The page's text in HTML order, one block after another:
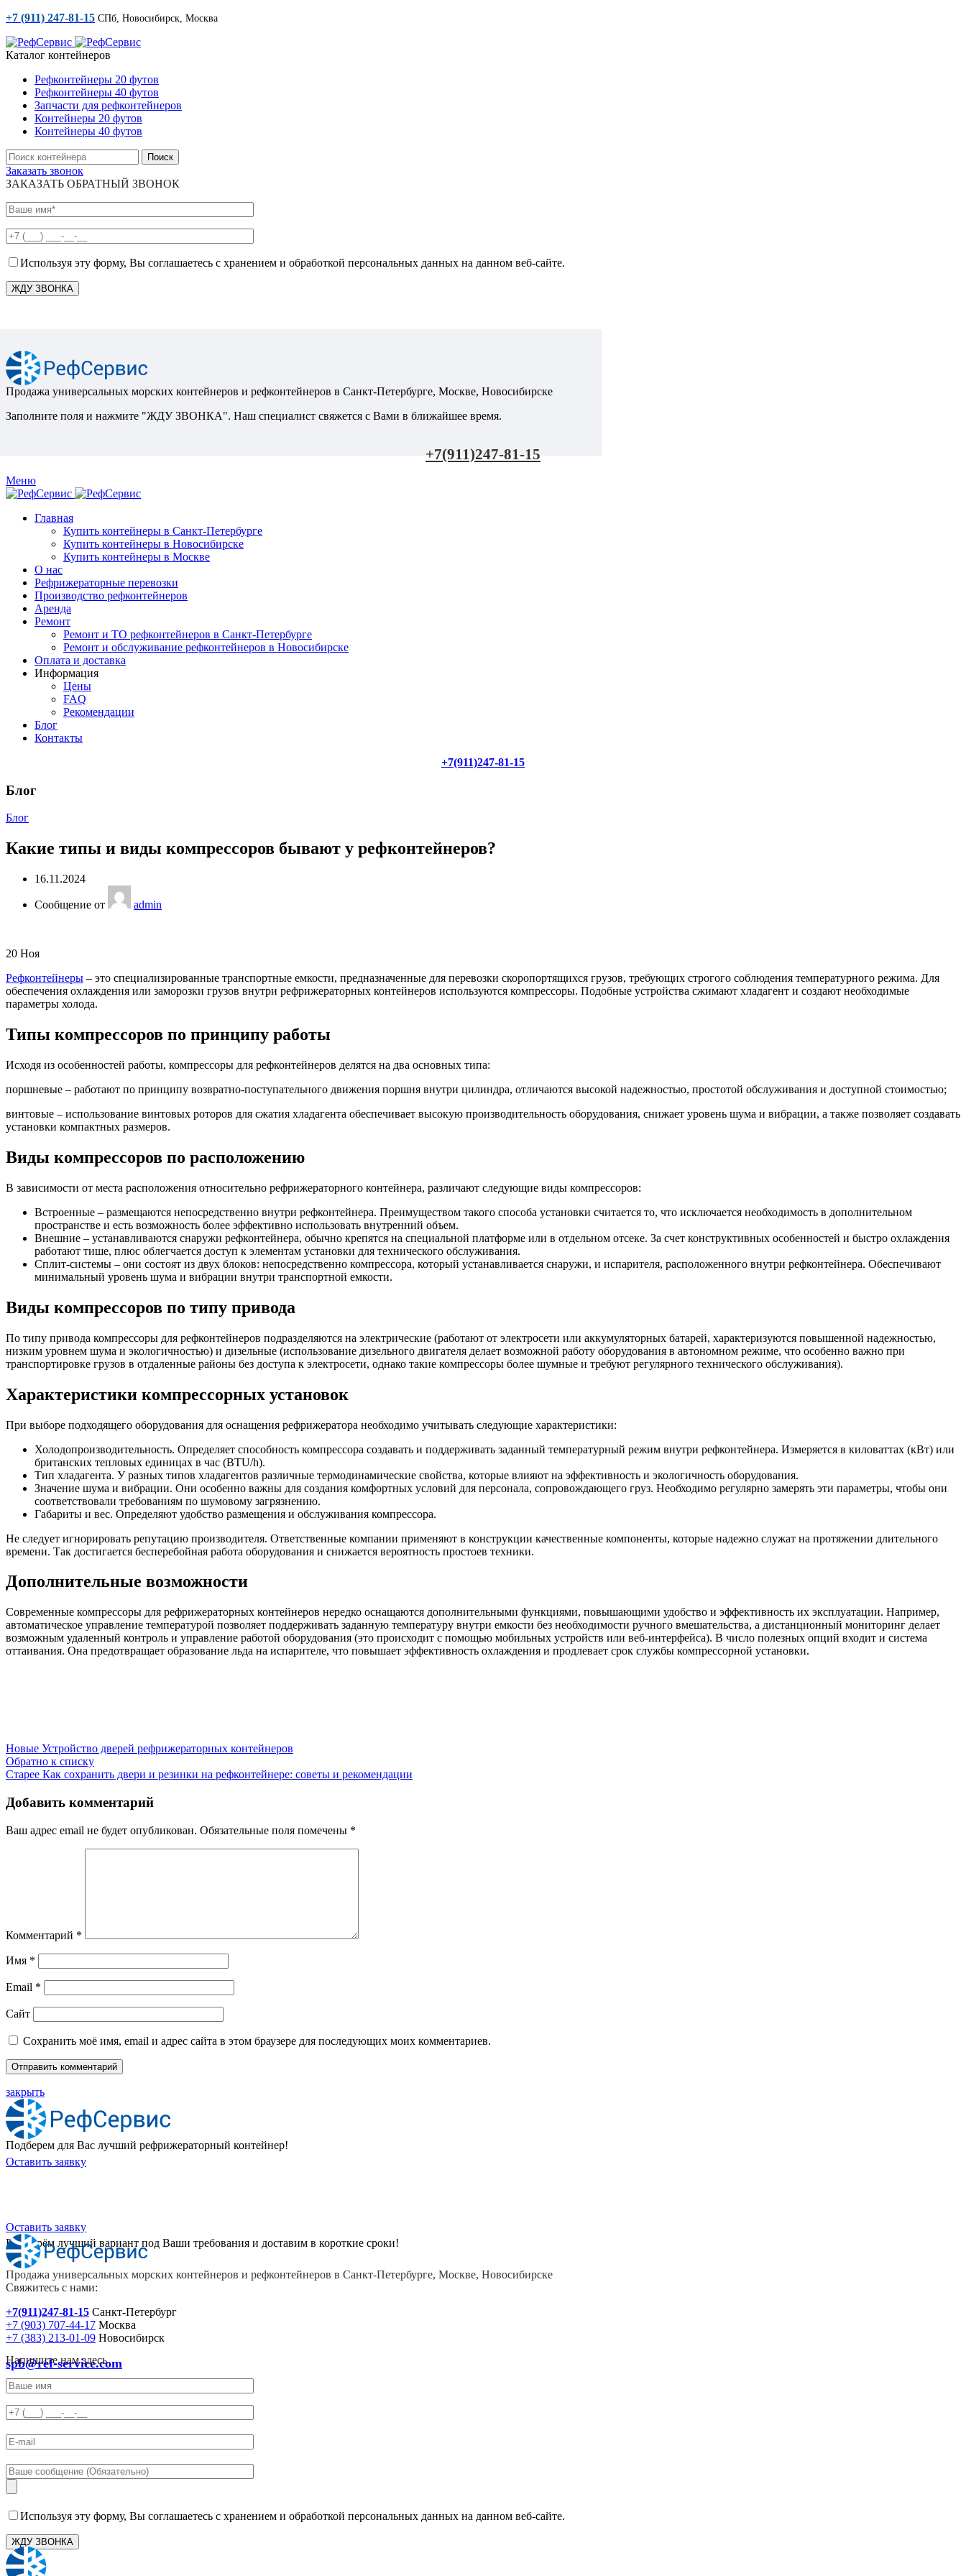
+7 (911) 247-81-15 СПб, Новосибирск, Москва
Каталог контейнеров
Рефконтейнеры 20 футов
Рефконтейнеры 40 футов
Запчасти для рефконтейнеров
Контейнеры 20 футов
Контейнеры 40 футов
Поиск
Заказать звонок
ЗАКАЗАТЬ ОБРАТНЫЙ ЗВОНОК
Используя эту форму, Вы соглашаетесь с хранением и обработкой персональных данных на данном веб-сайте.
Продажа универсальных морских контейнеров и рефконтейнеров в Санкт-Петербурге, Москве, Новосибирске
Заполните поля и нажмите "ЖДУ ЗВОНКА". Наш специалист свяжется с Вами в ближайшее время.
+7(911)247-81-15
Меню
Главная
Купить контейнеры в Санкт-Петербурге
Купить контейнеры в Новосибирске
Купить контейнеры в Москве
О нас
Рефрижераторные перевозки
Производство рефконтейнеров
Аренда
Ремонт
Ремонт и ТО рефконтейнеров в Санкт-Петербурге
Ремонт и обслуживание рефконтейнеров в Новосибирске
Оплата и доставка
Информация
Цены
FAQ
Рекомендации
Блог
Контакты
+7(911)247-81-15
Блог
Блог
Какие типы и виды компрессоров бывают у рефконтейнеров?
16.11.2024
Сообщение от admin
20 Ноя
Рефконтейнеры – это специализированные транспортные емкости, предназначенные для перевозки скоропортящихся грузов, требующих строгого соблюдения температурного режима. Для
обеспечения охлаждения или заморозки грузов внутри рефрижераторных контейнеров используются компрессоры. Подобные устройства сжимают хладагент и создают необходимые
параметры холода.
Типы компрессоров по принципу работы
Исходя из особенностей работы, компрессоры для рефконтейнеров делятся на два основных типа:
поршневые – работают по принципу возвратно-поступательного движения поршня внутри цилиндра, отличаются высокой надежностью, простотой обслуживания и доступной стоимостью;
винтовые – использование винтовых роторов для сжатия хладагента обеспечивает высокую производительность оборудования, снижает уровень шума и вибрации, а также позволяет создавать
установки компактных размеров.
Виды компрессоров по расположению
В зависимости от места расположения относительно рефрижераторного контейнера, различают следующие виды компрессоров:
Встроенные – размещаются непосредственно внутри рефконтейнера. Преимуществом такого способа установки считается то, что исключается необходимость в дополнительном
пространстве и есть возможность более эффективно использовать внутренний объем.
Внешние – устанавливаются снаружи рефконтейнера, обычно крепятся на специальной платформе или в отдельном отсеке. За счет конструктивных особенностей и быстро охлаждения
работают тише, плюс облегчается доступ к элементам установки для технического обслуживания.
Сплит-системы – они состоят из двух блоков: непосредственно компрессора, который устанавливается снаружи, и испарителя, расположенного внутри рефконтейнера. Обеспечивают
минимальный уровень шума и вибрации внутри транспортной емкости.
Виды компрессоров по типу привода
По типу привода компрессоры для рефконтейнеров подразделяются на электрические (работают от электросети или аккумуляторных батарей, характеризуются повышенной надежностью,
низким уровнем шума и экологичностью) и дизельные (использование дизельного двигателя делает возможной работу оборудования в автономном режиме, что особенно важно при
транспортировке грузов в отдаленные районы без доступа к электросети, однако такие компрессоры более шумные и требуют регулярного технического обслуживания).
Характеристики компрессорных установок
При выборе подходящего оборудования для оснащения рефрижератора необходимо учитывать следующие характеристики:
Холодопроизводительность. Определяет способность компрессора создавать и поддерживать заданный температурный режим внутри рефконтейнера. Измеряется в киловаттах (кВт) или
британских тепловых единицах в час (BTU/h).
Тип хладагента. У разных типов хладагентов различные термодинамические свойства, которые влияют на эффективность и экологичность оборудования.
Значение шума и вибрации. Они особенно важны для создания комфортных условий для персонала, сопровождающего груз. Необходимо регулярно замерять эти параметры, чтобы они
соответствовали требованиям по шумовому загрязнению.
Габариты и вес. Определяют удобство размещения и обслуживания компрессора.
Не следует игнорировать репутацию производителя. Ответственные компании применяют в конструкции качественные компоненты, которые надежно служат на протяжении длительного
времени. Так достигается бесперебойная работа оборудования и снижается вероятность простоев техники.
Дополнительные возможности
Современные компрессоры для рефрижераторных контейнеров нередко оснащаются дополнительными функциями, повышающими удобство и эффективность их эксплуатации. Например,
автоматическое управление температурой позволяет поддерживать заданную температуру внутри емкости без необходимости ручного вмешательства, а дистанционный мониторинг делает
возможным удаленный контроль и управление работой оборудования (это происходит с помощью мобильных устройств или веб-интерфейса). В число полезных опций входит и система
оттаивания. Она предотвращает образование льда на испарителе, что повышает эффективность охлаждения и продлевает срок службы компрессорной установки.
Новые Устройство дверей рефрижераторных контейнеров
Обратно к списку
Старее Как сохранить двери и резинки на рефконтейнере: советы и рекомендации
Добавить комментарий
Ваш адрес email не будет опубликован. Обязательные поля помечены *
Комментарий *
Имя *
Email *
Сайт
Сохранить моё имя, email и адрес сайта в этом браузере для последующих моих комментариев.
закрыть
Подберем для Вас лучший рефрижераторный контейнер!
Оставить заявку
Подберём лучший вариант под Ваши требования и доставим в короткие сроки!
Оставить заявку
Продажа универсальных морских контейнеров и рефконтейнеров в Санкт-Петербурге, Москве, Новосибирске
Свяжитесь с нами:
+7(911)247-81-15 Санкт-Петербург
+7 (903) 707-44-17 Москва
+7 (383) 213-01-09 Новосибирск
spb@ref-service.com
Напишите нам здесь
Используя эту форму, Вы соглашаетесь с хранением и обработкой персональных данных на данном веб-сайте.